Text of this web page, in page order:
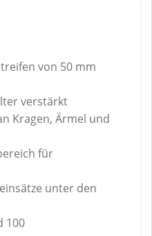
von 50 mm
verstärkt
Kragen, Ärmel und
für
unter den
100